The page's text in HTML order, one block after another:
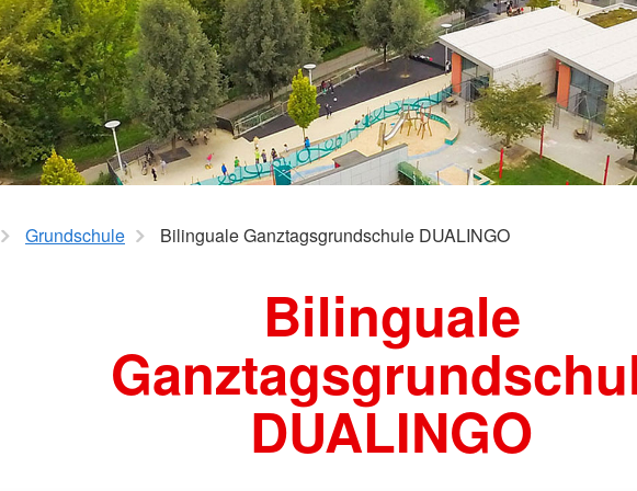
Grundschule Bilinguale Ganztagsgrundschule DUALINGO
Bilinguale
DUALINGO